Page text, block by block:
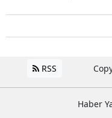
RSS
Haber